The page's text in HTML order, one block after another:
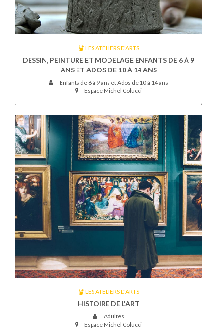
LES ATELIERS D'ARTS
DESSIN, PEINTURE ET MODELAGE ENFANTS DE 6 À 9
ANS ET ADOS DE 10 À 14 ANS
Enfants de 6 à 9 ans et Ados de 10 à 14 ans
Espace Michel Colucci
LES ATELIERS D'ARTS
HISTOIRE DE L'ART
Adultes
Espace Michel Colucci